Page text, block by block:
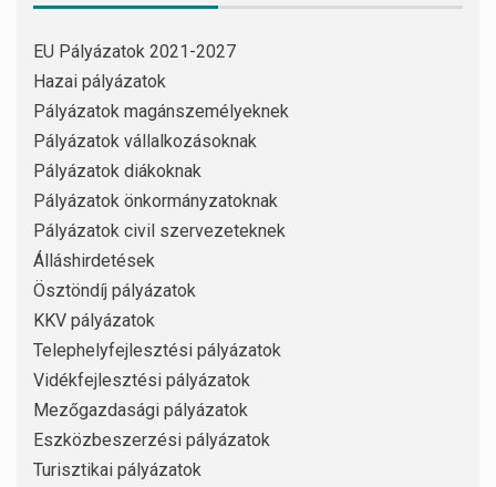
EU Pályázatok 2021-2027
Hazai pályázatok
Pályázatok magánszemélyeknek
Pályázatok vállalkozásoknak
Pályázatok diákoknak
Pályázatok önkormányzatoknak
Pályázatok civil szervezeteknek
Álláshirdetések
Ösztöndíj pályázatok
KKV pályázatok
Telephelyfejlesztési pályázatok
Vidékfejlesztési pályázatok
Mezőgazdasági pályázatok
Eszközbeszerzési pályázatok
Turisztikai pályázatok